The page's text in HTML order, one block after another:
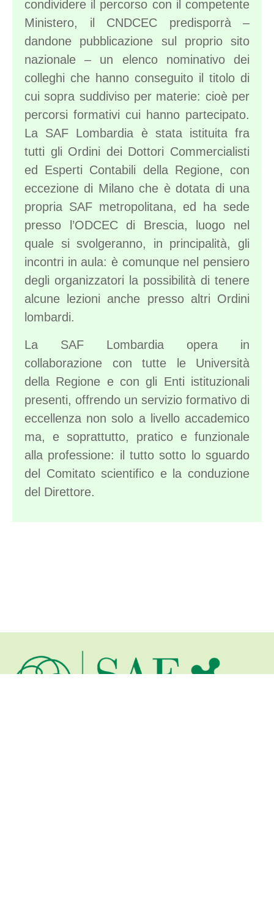
condividere il percorso con il competente
Ministero, il CNDCEC predisporrà –
dandone pubblicazione sul proprio sito
nazionale – un elenco nominativo dei
colleghi che hanno conseguito il titolo di
cui sopra suddiviso per materie: cioè per
percorsi formativi cui hanno partecipato.
La SAF Lombardia è stata istituita fra
tutti gli Ordini dei Dottori Commercialisti
ed Esperti Contabili della Regione, con
eccezione di Milano che è dotata di una
propria SAF metropolitana, ed ha sede
presso l’ODCEC di Brescia, luogo nel
quale si svolgeranno, in principalità, gli
incontri in aula: è comunque nel pensiero
degli organizzatori la possibilità di tenere
alcune lezioni anche presso altri Ordini
lombardi.
La SAF Lombardia opera in
collaborazione con tutte le Università
della Regione e con gli Enti istituzionali
presenti, offrendo un servizio formativo di
eccellenza non solo a livello accademico
ma, e soprattutto, pratico e funzionale
alla professione: il tutto sotto lo sguardo
del Comitato scientifico e la conduzione
del Direttore.